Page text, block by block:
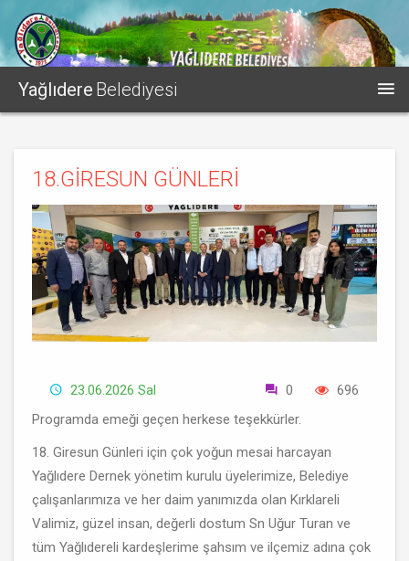
Yağlıdere Belediyesi
18.GİRESUN GÜNLERİ
23.06.2026 Sal 0
696
Programda emeği geçen herkese teşekkürler.
18. Giresun Günleri için çok yoğun mesai harcayan
Yağlıdere Dernek yönetim kurulu üyelerimize, Belediye
çalışanlarımıza ve her daim yanımızda olan Kırklareli
Valimiz, güzel insan, değerli dostum Sn Uğur Turan ve
tüm Yağlıdereli kardeşlerime şahsım ve ilçemiz adına çok